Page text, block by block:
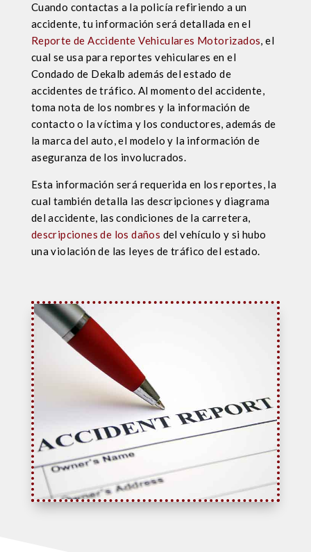
Cuando contactas a la policía refiriendo a un
accidente, tu información será detallada en el
Reporte de Accidente Vehiculares Motorizados, el
cual se usa para reportes vehiculares en el
Condado de Dekalb además del estado de
accidentes de tráfico. Al momento del accidente,
toma nota de los nombres y la información de
contacto o la víctima y los conductores, además de
la marca del auto, el modelo y la información de
aseguranza de los involucrados.
Esta información será requerida en los reportes, la
cual también detalla las descripciones y diagrama
del accidente, las condiciones de la carretera,
descripciones de los daños del vehículo y si hubo
una violación de las leyes de tráfico del estado.